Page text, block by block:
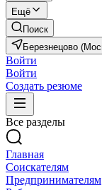
Ещё
Поиск
Березнецово
Войти
Войти
Создать резюме
Все разделы
Главная
Соискателям
Предпринимателям